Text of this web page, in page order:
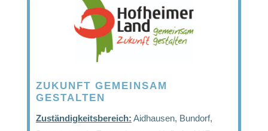
ZUKUNFT GEMEINSAM
GESTALTEN
Zuständigkeitsbereich: Aidhausen, Bundorf,